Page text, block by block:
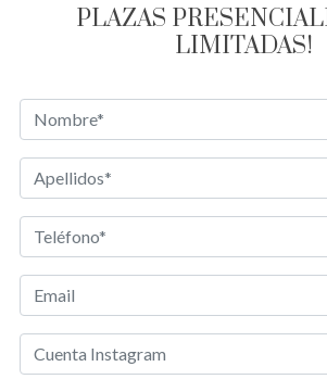
PLAZAS
LIMITADAS!